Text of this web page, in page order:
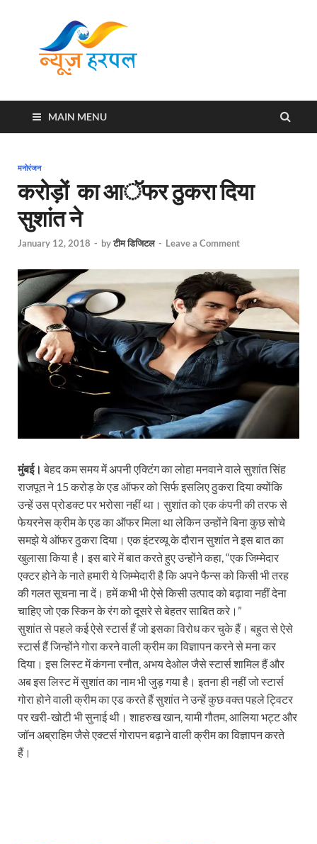
MAIN MENU
मनोरंजन
करोड़ों का आॅफर ठुकरा दिया
सुशांत ने
January 12, 2018 - byटीम डिजिटल - Leave a Comment
मुंबई। बेहद कम समय में अपनी एक्टिंग का लोहा मनवाने वाले सुशांत सिंह
राजपूत ने 15 करोड़ के एड ऑफर को सिर्फ इसलिए ठुकरा दिया क्योंकि
उन्हें उस प्रोडक्ट पर भरोसा नहीं था। सुशांत को एक कंपनी की तरफ से
फेयरनेस क्रीम के एड का ऑफर मिला था लेकिन उन्होंने बिना कुछ सोचे
समझे ये ऑफर ठुकरा दिया। एक इंटरव्यू के दौरान सुशांत ने इस बात का
खुलासा किया है। इस बारे में बात करते हुए उन्होंने कहा, “एक जिम्मेदार
एक्टर होने के नाते हमारी ये जिम्मेदारी है कि अपने फैन्स को किसी भी तरह
की गलत सूचना ना दें। हमें कभी भी ऐसे किसी उत्पाद को बढ़ावा नहीं देना
चाहिए जो एक स्किन के रंग को दूसरे से बेहतर साबित करे।”
सुशांत से पहले कई ऐसे स्टार्स हैं जो इसका विरोध कर चुके हैं। बहुत से ऐसे
स्टार्स हैं जिन्होंने गोरा करने वाली क्रीम का विज्ञापन करने से मना कर
दिया। इस लिस्ट में कंगना रनौत, अभय देओल जैसे स्टार्स शामिल हैं और
अब इस लिस्ट में सुशांत का नाम भी जुड़ गया है। इतना ही नहीं जो स्टार्स
गोरा होने वाली क्रीम का एड करते हैं सुशांत ने उन्हें कुछ वक्त पहले ट्विटर
पर खरी-खोटी भी सुनाई थी। शाहरुख खान, यामी गौतम, आलिया भट्ट और
जॉन अब्राहिम जैसे एक्टर्स गोरापन बढ़ाने वाली क्रीम का विज्ञापन करते
हैं।